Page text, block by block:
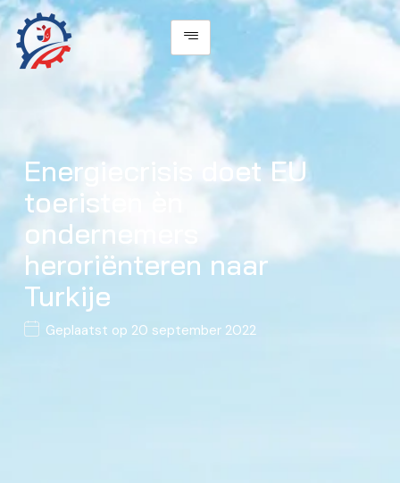
Energiecrisis doet EU
toeristen èn
ondernemers
heroriënteren naar
Turkije
Geplaatst op 20 september 2022